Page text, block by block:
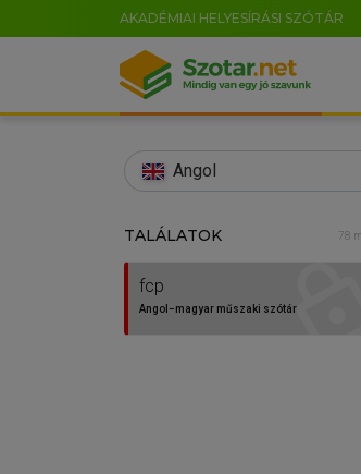
AKADÉMIAI HELYESÍRÁSI SZÓTÁR
Angol
TALÁLATOK 78
fcp
Angol−magyar műszaki szótár